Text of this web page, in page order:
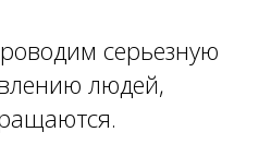
серьезную
людей,